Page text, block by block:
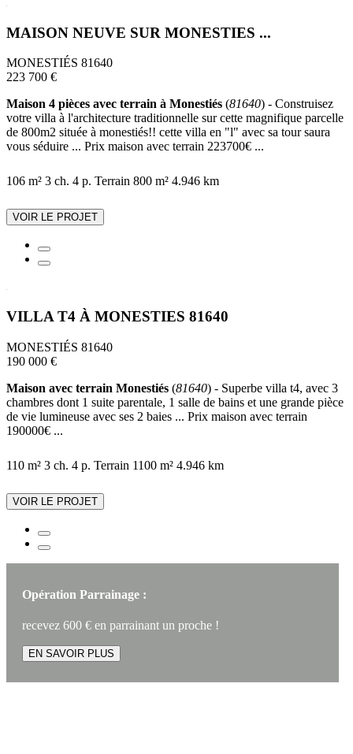
MAISON NEUVE SUR MONESTIES ...
MONESTIÉS 81640
223 700 €
Maison 4 pièces avec terrain à Monestiés (81640) - Construisez
votre villa à l'architecture traditionnelle sur cette magnifique parcelle
de 800m2 située à monestiés!! cette villa en "l" avec sa tour saura
vous séduire ... Prix maison avec terrain 223700€ ...
106 m² 3 ch. 4 p. Terrain 800 m² 4.946 km
VOIR LE PROJET
VILLA T4 À MONESTIES 81640
MONESTIÉS 81640
190 000 €
Maison avec terrain Monestiés (81640) - Superbe villa t4, avec 3
chambres dont 1 suite parentale, 1 salle de bains et une grande pièce
de vie lumineuse avec ses 2 baies ... Prix maison avec terrain
190000€ ...
110 m² 3 ch. 4 p. Terrain 1100 m² 4.946 km
VOIR LE PROJET
Opération Parrainage :
recevez 600 € en parrainant un proche !
EN SAVOIR PLUS